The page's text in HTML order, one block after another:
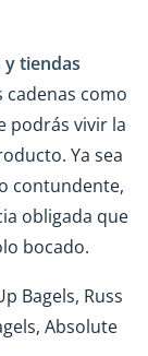
y tiendas
cadenas como
podrás vivir la
Ya sea
contundente,
obligada que
bocado.
Bagels, Russ
Absolute